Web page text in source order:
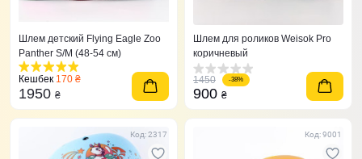
Шлем детский Flying Eagle Zoo
Panther S/M (48-54 см)
Кешбек 170 ₴
1950 ₴
Шлем для роликов Weisok Pro
коричневый
1450 -38%
900 ₴
Код: 2317 Код: 9001